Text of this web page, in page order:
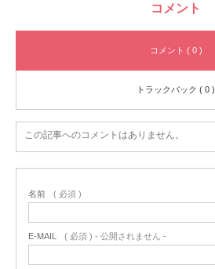
コメント
コメント ( 0 )
トラックバック ( 0 )
この記事へのコメントはありません。
名前 ( 必須 )
E-MAIL ( 必須 ) - 公開されません -